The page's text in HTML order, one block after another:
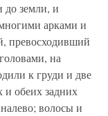
земли, и
арками и
превосходивший
на
к груди и две
и обеих задних
волосы и